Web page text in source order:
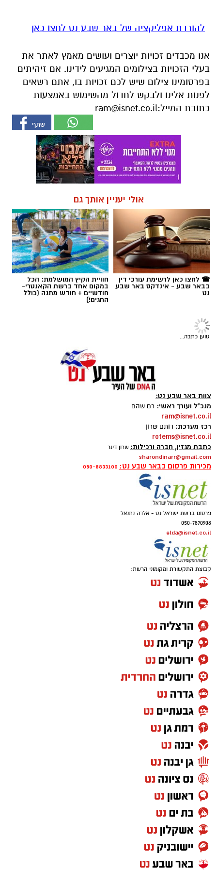
להורדת אפליקציה של באר שבע נט לחצו כאן
אנו מכבדים זכויות יוצרים ועושים מאמץ לאתר את
בעלי הזכויות בצילומים המגיעים לידינו. אם זיהיתים
בפרסומינו צילום שיש לכם זכויות בו, אתם רשאים
לפנות אלינו ולבקש לחדול מהשימוש באמצעות
כתובת המייל:ram@isnet.co.il
אולי יעניין אותך גם
☎ לחצו כאן לרשימת עורכי דין
בבאר שבע - אינדקס באר שבע
נט
חוויית הקיץ המושלמת: הכל
במקום אחד ברשת הקאנטרי-
חודשיים + חודש מתנה (כולל
החגים!)
טוען כתבה...
צוות באר שבע נט:
מנכ"ל ועורך ראשי: רם שהם
ram@isnet.co.il
רכז מערכת: רותם שרון
rotems@isnet.co.il
כתבת מגזין, חברה ורכילות: שרון דינר
sharondinarr@gmail.com
מכירות פרסום בבאר שבע נט: 050-8833100
פרסום ברשת ישראל נט - אלדה נתנאל
050-7870908
elda@isnet.co.il
קבוצת התקשורת ומקומוני הרשת: